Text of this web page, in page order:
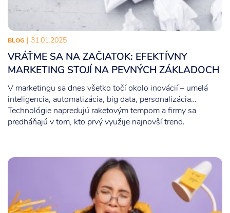
BLOG | 31.01.2025
VRÁŤME SA NA ZAČIATOK: EFEKTÍVNY
MARKETING STOJÍ NA PEVNÝCH ZÁKLADOCH
V marketingu sa dnes všetko točí okolo inovácií – umelá
inteligencia, automatizácia, big data, personalizácia…
Technológie napredujú raketovým tempom a firmy sa
predháňajú v tom, kto prvý využije najnovší trend.